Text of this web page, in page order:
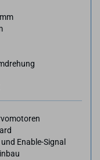
Enable-Signal